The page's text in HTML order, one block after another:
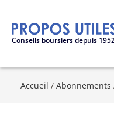
Conseils boursiers depuis
Accueil / Abonnements